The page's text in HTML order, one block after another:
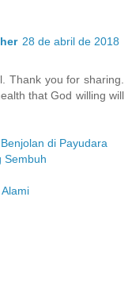
28 de abril de 2018
Thank you for sharing.
that God willing will
di Payudara
Sembuh